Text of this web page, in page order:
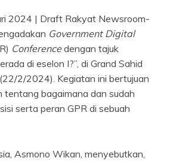
2024 | Draft Rakyat Newsroom-
Government Digital
Conferencedengan tajuk
di eselon I?”, di Grand Sahid
2/2024). Kegiatan ini bertujuan
tentang bagaimana dan sudah
serta peran GPR di sebuah
Asmono Wikan, menyebutkan,